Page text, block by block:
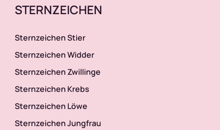
Singlehoroskop
Treuehoroskop
Trinkhoroskop
STERNZEICHEN
Sternzeichen Stier
Sternzeichen Widder
Sternzeichen Zwillinge
Sternzeichen Krebs
Sternzeichen Löwe
Sternzeichen Jungfrau